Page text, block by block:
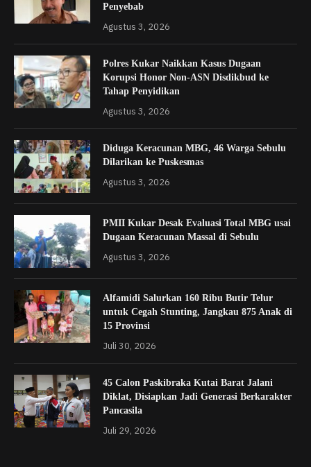
Penyebab
Agustus 3, 2026
Polres Kukar Naikkan Kasus Dugaan
Korupsi Honor Non-ASN Disdikbud ke
Tahap Penyidikan
Agustus 3, 2026
Diduga Keracunan MBG, 46 Warga Sebulu
Dilarikan ke Puskesmas
Agustus 3, 2026
PMII Kukar Desak Evaluasi Total MBG usai
Dugaan Keracunan Massal di Sebulu
Agustus 3, 2026
Alfamidi Salurkan 160 Ribu Butir Telur
untuk Cegah Stunting, Jangkau 875 Anak di
15 Provinsi
Juli 30, 2026
45 Calon Paskibraka Kutai Barat Jalani
Diklat, Disiapkan Jadi Generasi Berkarakter
Pancasila
Juli 29, 2026